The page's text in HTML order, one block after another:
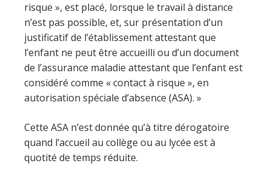
risque », est placé, lorsque le travail à distance
n’est pas possible, et, sur présentation d’un
justificatif de l’établissement attestant que
l’enfant ne peut être accueilli ou d’un document
de l’assurance maladie attestant que l’enfant est
considéré comme « contact à risque », en
autorisation spéciale d’absence (ASA). »
Cette ASA n’est donnée qu’à titre dérogatoire
quand l’accueil au collège ou au lycée est à
quotité de temps réduite.